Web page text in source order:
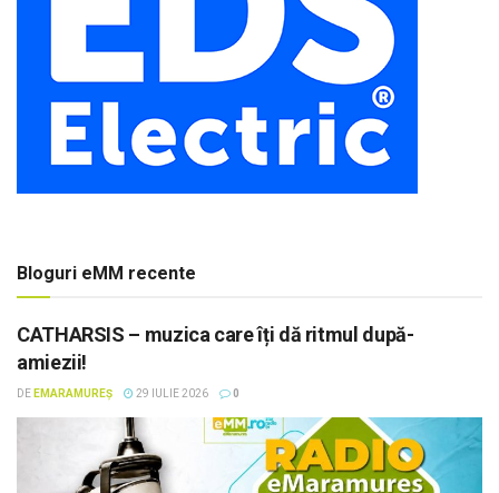
Bloguri eMM recente
CATHARSIS – muzica care îți dă ritmul după-
amiezii!
DE EMARAMUREȘ 29 IULIE 2026 0